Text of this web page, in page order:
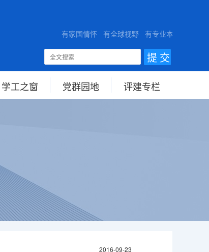
有家国情怀 有全球视野 有专业本领
学工之窗 党群园地 评建专栏
2016-09-23